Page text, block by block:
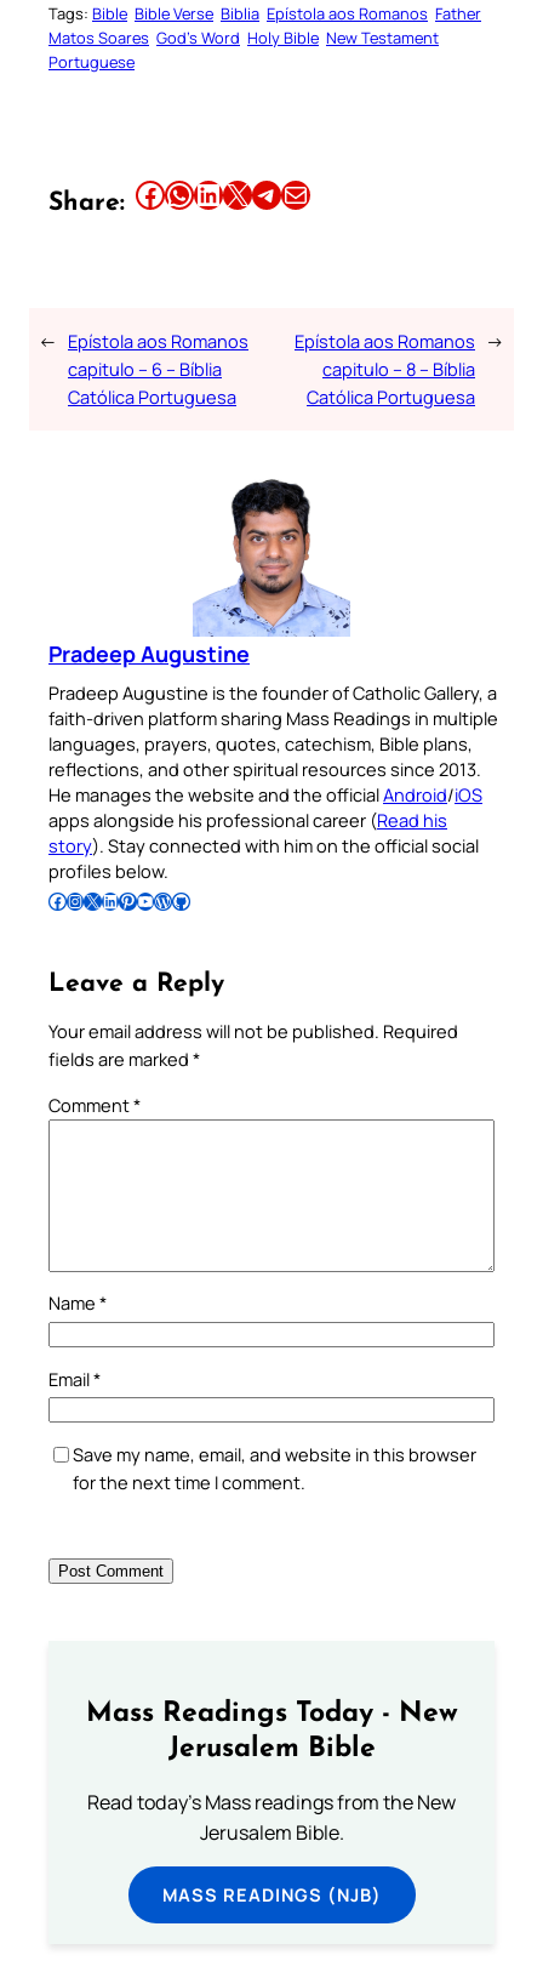
Tags: Bible Bible Verse Biblia Epístola aos Romanos Father
Matos Soares God’s Word Holy Bible New Testament
Portuguese
Share: Share this article on Facebook Share this article on WhatsApp Share this article on LinkedIn Share this article on X Share this article on TelegramEmail this Article
← Epístola aos Romanos
capitulo – 6 – Bíblia
Católica Portuguesa
Epístola aos Romanos
capitulo – 8 – Bíblia
Católica Portuguesa
→
Pradeep Augustine
Pradeep Augustine is the founder of Catholic Gallery, a
faith-driven platform sharing Mass Readings in multiple
languages, prayers, quotes, catechism, Bible plans,
reflections, and other spiritual resources since 2013.
He manages the website and the officialAndroid/iOS
apps alongside his professional career (Read his
story). Stay connected with him on the official social
profiles below.
Follow Pradeep on Facebook Follow Pradeep on InstagramFollow Pradeep on X Follow Pradeep on LinkedIn Follow Pradeep on Pinterest Subscribe to Pradeep’s Youtube Channel Follow Pradeep on WordPress Follow Pradeep on GitHub
Leave a Reply
Your email address will not be published. Required
fields are marked *
Comment*
Name *
Email*
Save my name, email, and website in this browser
for the next time I comment.
Mass Readings Today - New
Jerusalem Bible
Read today's Mass readings from the New
Jerusalem Bible.
MASS READINGS (NJB)